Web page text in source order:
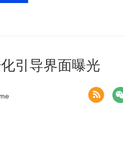
引导界面曝光